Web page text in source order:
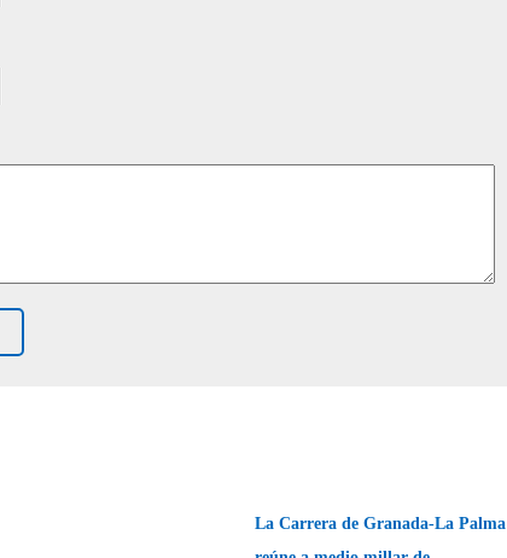
La Carrera de Granada-La Palma